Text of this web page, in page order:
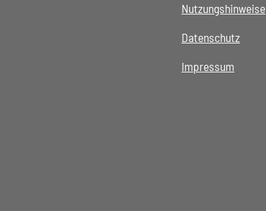
Nutzungshinweise
Datenschutz
Impressum